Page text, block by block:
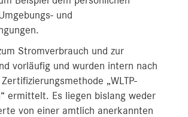
und
Stromverbrauch und zur
vorläufig und wurden intern nach
„WLTP-
ermittelt. Es liegen bislang weder
von einer amtlich anerkannten